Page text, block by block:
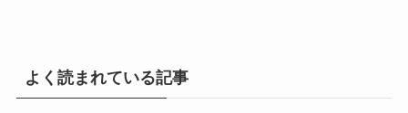
よく読まれている記事